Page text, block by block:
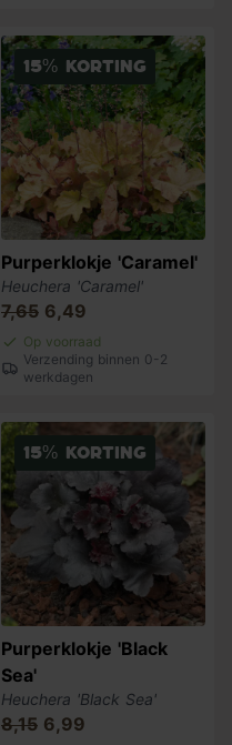
15% korting
Purperklokje 'Caramel'
Heuchera 'Caramel'
7,65 6,49
Op voorraad
Verzending binnen 0-2
werkdagen
15% korting
Purperklokje 'Black
Sea'
Heuchera 'Black Sea'
8,15 6,99